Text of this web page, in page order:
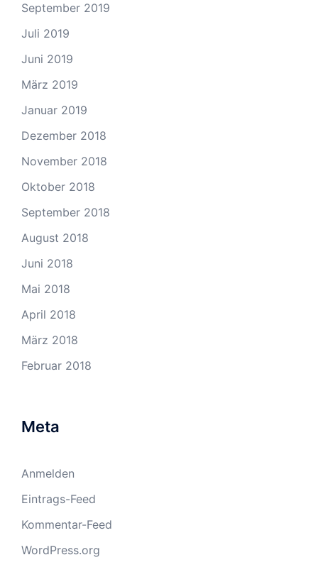
September 2019
Juli 2019
Juni 2019
März 2019
Januar 2019
Dezember 2018
November 2018
Oktober 2018
September 2018
August 2018
Juni 2018
Mai 2018
April 2018
März 2018
Februar 2018
Meta
Anmelden
Eintrags-Feed
Kommentar-Feed
WordPress.org